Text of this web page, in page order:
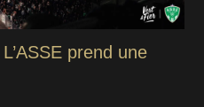
prend une